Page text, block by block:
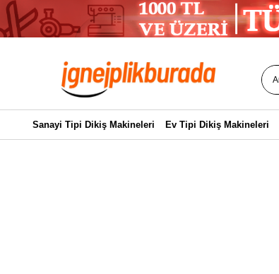
Sanayi Tipi Dikiş Makineleri Ev Tipi Dikiş Makineleri